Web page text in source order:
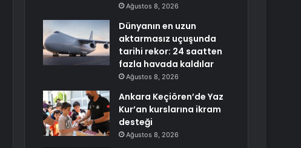
Ağustos 8, 2026
Dünyanın en uzun
aktarmasız uçuşunda
tarihi rekor: 24 saatten
fazla havada kaldılar
Ağustos 8, 2026
Ankara Keçiören’de Yaz
Kur’an kurslarına ikram
desteği
Ağustos 8, 2026